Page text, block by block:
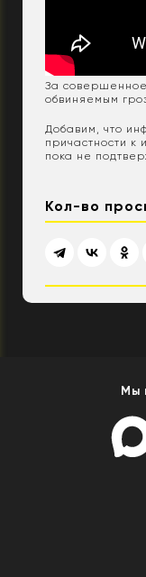
За
обвиняемым
Добавим, что
причастности к
пока не
Кол-во
Мы